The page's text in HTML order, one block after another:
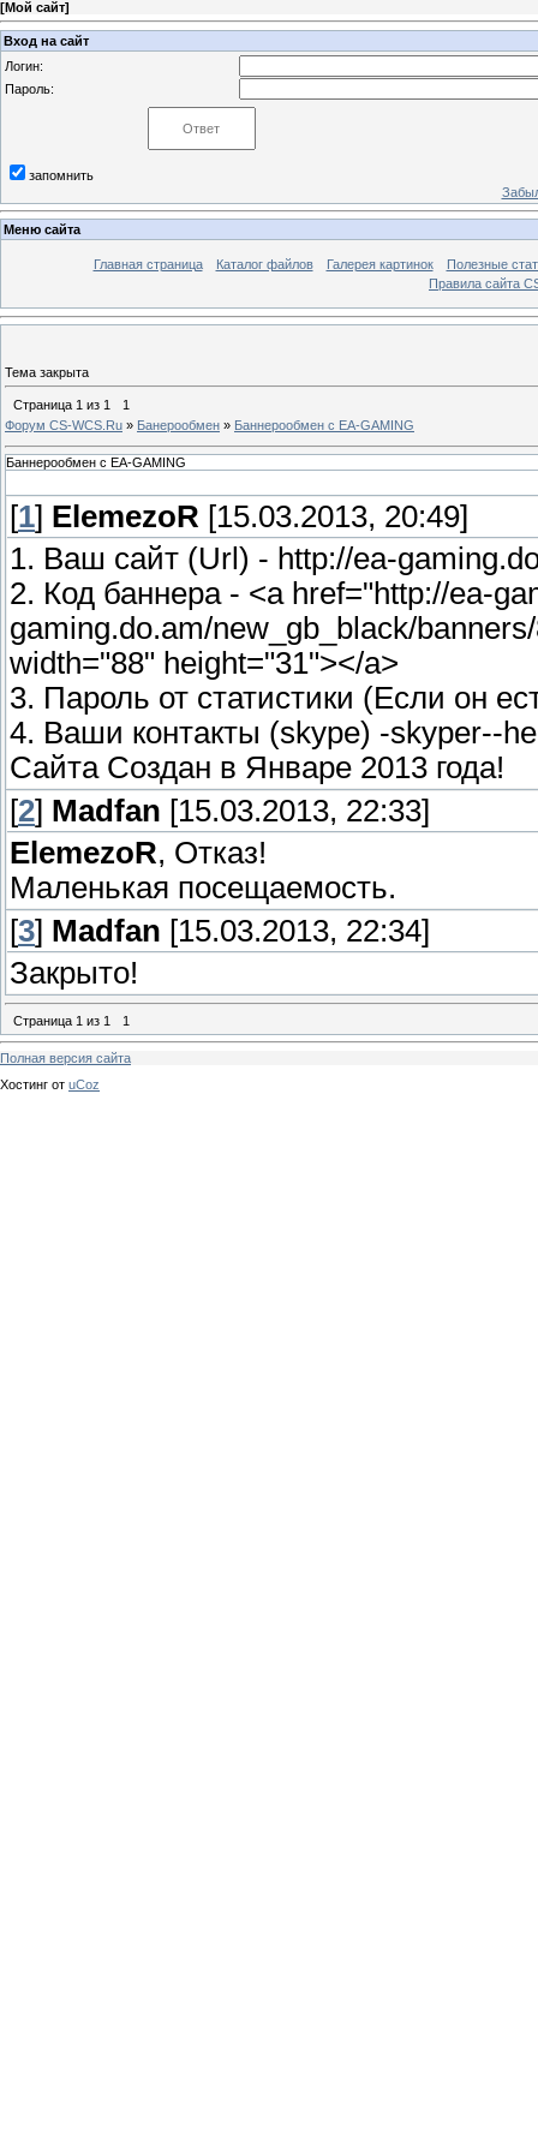
[Мой сайт]
Вход на сайт
Логин:
Пароль:
запомнить
Меню сайта
Главная страница Каталог файлов Галерея картинок
Полезные
Правила сайта
Тема закрыта
Страница 1 из 1
1
Форум CS-WCS.Ru » Банерообмен » Баннерообмен с EA-GAMING
Баннерообмен с EA-GAMING
[1] ElemezoR [15.03.2013, 20:49]
1. Ваш сайт (Url) - http://ea-
2. Код баннера - <a href="http://ea-
gaming.do.am/new_gb_black/
width="88" height="31"></a>
3. Пароль от статистики (Если он
4. Ваши контакты (skype) -skyper--
Сайта Создан в Январе 2013 года!
[2] Madfan [15.03.2013, 22:33]
ElemezoR, Отказ!
Маленькая посещаемость.
[3] Madfan [15.03.2013, 22:34]
Закрыто!
Страница 1 из 1 1
Полная версия сайта
Хостинг от uCoz